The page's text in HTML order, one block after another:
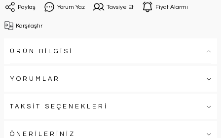
Paylaş Yorum Yaz Tavsiye Et Fiyat Alarmı
Karşılaştır
ÜRÜN BİLGİSİ
YORUMLAR
TAKSİT SEÇENEKLERİ
ÖNERİLERİNİZ